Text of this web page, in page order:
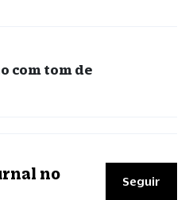
com tom de
no
Seguir